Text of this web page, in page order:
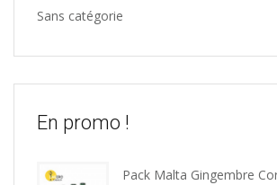
Sans catégorie
En promo !
Pack Malta Gingembre